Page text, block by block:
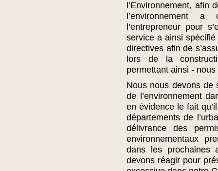
l’Environnement, afin
l’environnement
l’entrepreneur pour
service a ainsi
directives afin de
lors de la
permettant ainsi -
Nous nous devons de
de l’environnement
en évidence le fait
départements de
délivrance des
environnementaux
dans les prochaines
devons réagir pour